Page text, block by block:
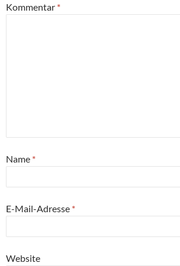
Kommentar *
Name *
E-Mail-Adresse *
Website